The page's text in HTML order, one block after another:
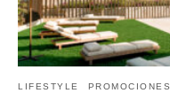
LIFESTYLE PROMOCIONES